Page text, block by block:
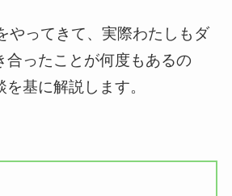
やってきて、実際わたしもダ
合ったことが何度もあるの
基に解説します。